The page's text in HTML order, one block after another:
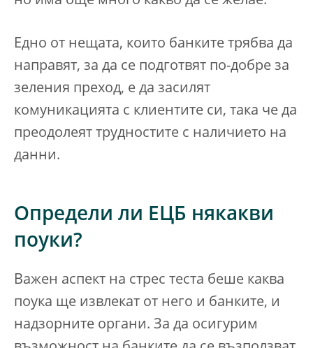
Едно от нещата, които банките трябва да
направят, за да се подготвят по-добре за
зеления преход, е да засилят
комуникацията с клиентите си, така че да
преодолеят трудностите с наличието на
данни.
Определи ли ЕЦБ някакви
поуки?
Важен аспект на стрес теста беше каква
поука ще извлекат от него и банките, и
надзорните органи. За да осигурим